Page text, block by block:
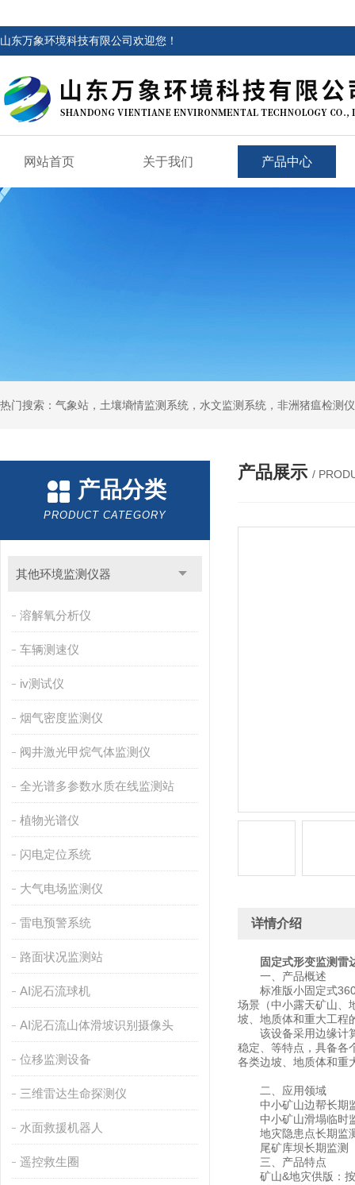
山东万象环境科技有限公司欢迎您！
网站首页 关于我们 产品中心
热门搜索：气象站，土壤墒情监测系统，水文监测系统，非洲猪瘟检测
产品分类
PRODUCT CATEGORY
其他环境监测仪器
溶解氧分析仪
车辆测速仪
iv测试仪
烟气密度监测仪
阀井激光甲烷气体监测仪
全光谱多参数水质在线监测站
植物光谱仪
闪电定位系统
大气电场监测仪
雷电预警系统
路面状况监测站
AI泥石流球机
AI泥石流山体滑坡识别摄像头
位移监测设备
三维雷达生命探测仪
水面救援机器人
遥控救生圈
产品展示 /
详情介绍
固定式形变监测雷
一、产品概述
标准版小固定式360°
场景（中小露天矿山、
坡、地质体和重大工程
该设备采用边缘计算
稳定、等特点，具备各
各类边坡、地质体和重
二、应用领域
中小矿山边帮长期
中小矿山滑塌临时
地灾隐患点长期监
尾矿库坝长期监测
三、产品特点
矿山&地灾供版：按